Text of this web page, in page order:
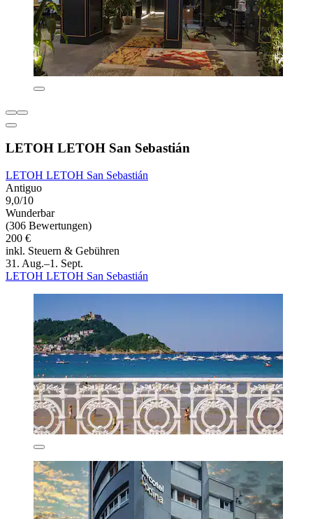
LETOH LETOH San Sebastián
LETOH LETOH San Sebastián
Antiguo
9,0/10
Wunderbar
(306 Bewertungen)
200 €
inkl. Steuern & Gebühren
31. Aug.–1. Sept.
LETOH LETOH San Sebastián